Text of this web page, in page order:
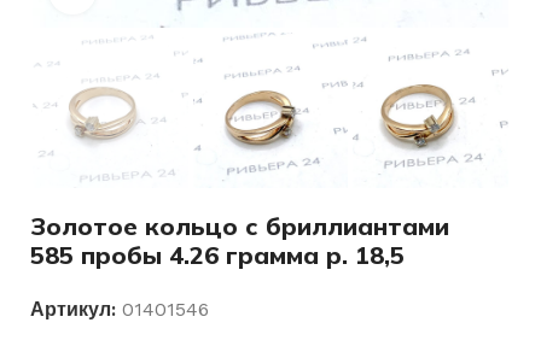
Золотое кольцо с бриллиантами
585 пробы 4.26 грамма р. 18,5
Артикул: 01401546